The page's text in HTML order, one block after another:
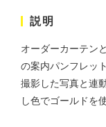
株式会社KDK様 コー
サイト制作
コーポレートサイト
#メーカー・製造業・工業
説明
オーダーカーテン
の案内パンフレッ
撮影した写真と連
し色でゴールドを